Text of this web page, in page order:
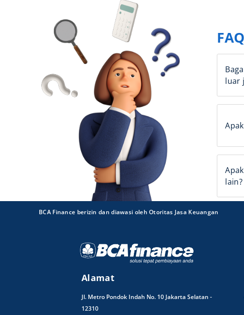
FAQ
luar
lain?
BCA Finance berizin dan diawasi oleh Otoritas Jasa Keuangan
Alamat
Jl. Metro Pondok Indah No. 10 Jakarta Selatan -
12310